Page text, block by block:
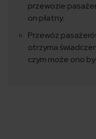
przewozie
on płatny.
Przewóz
otrzyma
czym może ono